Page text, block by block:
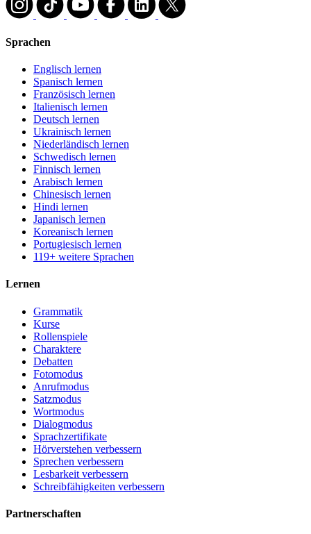
Sprachen
Englisch lernen
Spanisch lernen
Französisch lernen
Italienisch lernen
Deutsch lernen
Ukrainisch lernen
Niederländisch lernen
Schwedisch lernen
Finnisch lernen
Arabisch lernen
Chinesisch lernen
Hindi lernen
Japanisch lernen
Koreanisch lernen
Portugiesisch lernen
119+ weitere Sprachen
Lernen
Grammatik
Kurse
Rollenspiele
Charaktere
Debatten
Fotomodus
Anrufmodus
Satzmodus
Wortmodus
Dialogmodus
Sprachzertifikate
Hörverstehen verbessern
Sprechen verbessern
Lesbarkeit verbessern
Schreibfähigkeiten verbessern
Partnerschaften